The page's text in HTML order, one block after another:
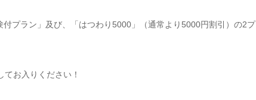
プラン」及び、「はつわり5000」（通常より5000円割引）の2プ
お入りください！